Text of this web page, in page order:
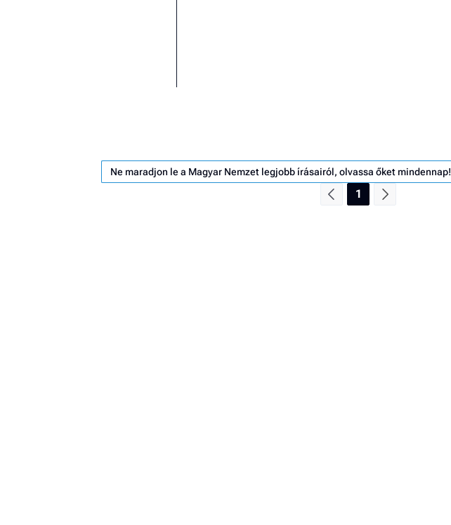
Ne maradjon le a Magyar Nemzet legjobb írásairól, olvassa őket mindennap!
1